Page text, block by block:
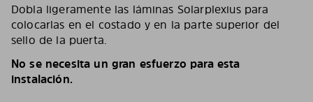
Dobla ligeramente las láminas Solarplexius para
colocarlas en el costado y en la parte superior del
sello de la puerta.
No se necesita un gran esfuerzo para esta
instalación.